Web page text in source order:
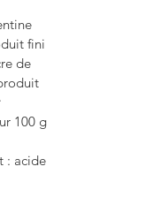
fini
de
100 g
: acide